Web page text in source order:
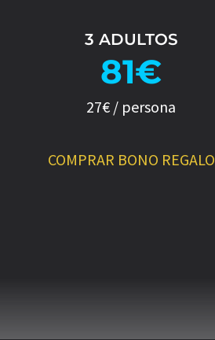
3 ADULTOS
81€
27€ / persona
COMPRAR BONO REGALO